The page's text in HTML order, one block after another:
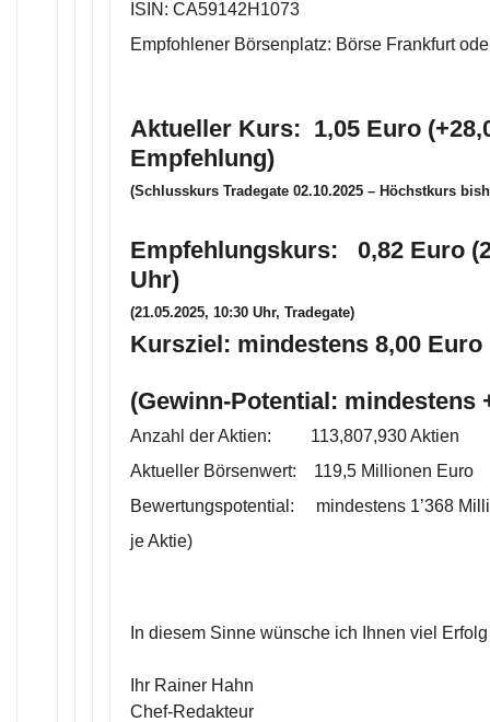
ISIN: CA59142H1073
Empfohlener Börsenplatz: Börse Frankfurt
Aktueller Kurs: 1,05 Euro
Empfehlung)
(Schlusskurs Tradegate 02.10.2025 – Höchstkurs
Empfehlungskurs: 0,82 Euro
Uhr)
(21.05.2025, 10:30 Uhr, Tradegate)
Kursziel: mindestens 8,00 Euro
(Gewinn-Potential: mindestens
Anzahl der Aktien: 113,807,930 Aktien
Aktueller Börsenwert: 119,5 Millionen Euro
Bewertungspotential: mindestens 1’368
je Aktie)
In diesem Sinne wünsche ich Ihnen viel
Ihr Rainer Hahn
Chef-Redakteur